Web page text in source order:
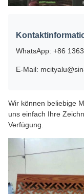
WhatsApp: +86
E-Mail:
Wir können beliebige
uns einfach Ihre
Verfügung.